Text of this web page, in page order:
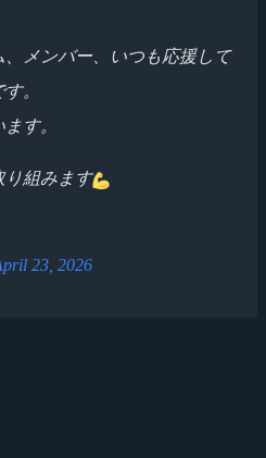
メンバー、いつも応援して
。
す。
り組みます
23, 2026